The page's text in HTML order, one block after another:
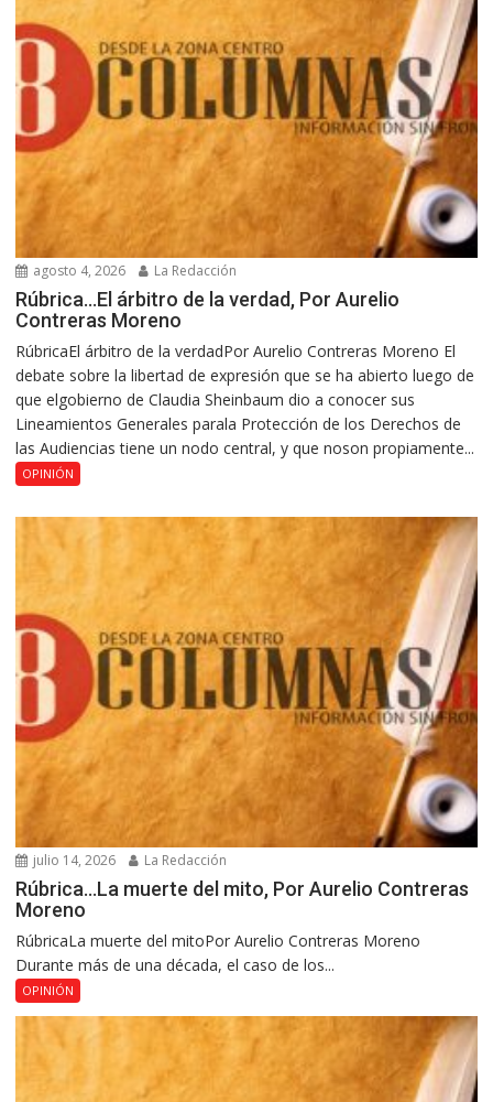
agosto 4, 2026 La Redacción
Rúbrica…El árbitro de la verdad, Por Aurelio
Contreras Moreno
RúbricaEl árbitro de la verdadPor Aurelio Contreras Moreno El
debate sobre la libertad de expresión que se ha abierto luego de
que elgobierno de Claudia Sheinbaum dio a conocer sus
Lineamientos Generales parala Protección de los Derechos de
las Audiencias tiene un nodo central, y que noson propiamente...
OPINIÓN
julio 14, 2026 La Redacción
Rúbrica…La muerte del mito, Por Aurelio Contreras
Moreno
RúbricaLa muerte del mitoPor Aurelio Contreras Moreno
Durante más de una década, el caso de los...
OPINIÓN